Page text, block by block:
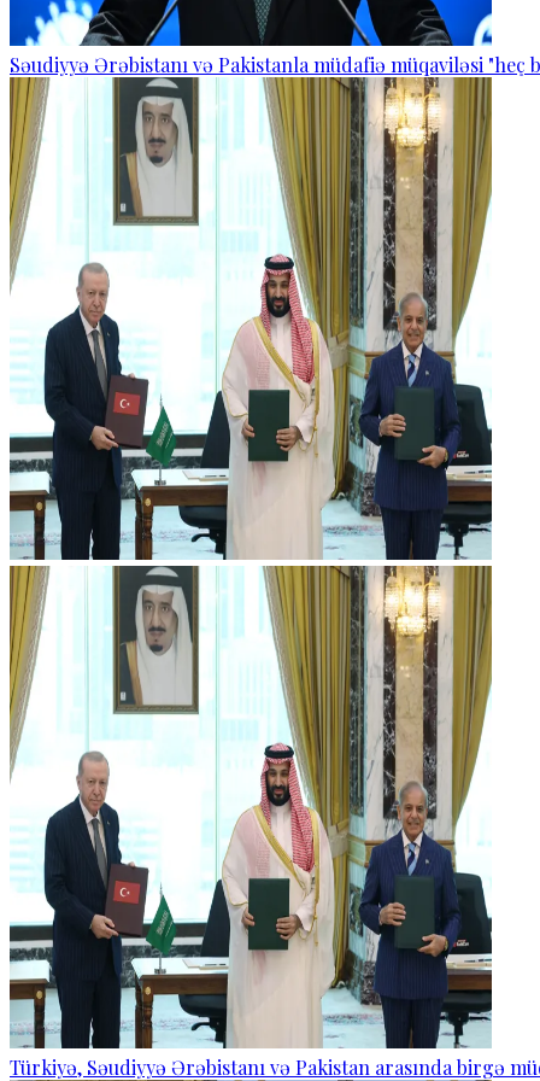
Səudiyyə Ərəbistanı və Pakistanla müdafiə müqaviləsi "heç
Türkiyə, Səudiyyə Ərəbistanı və Pakistan arasında birgə